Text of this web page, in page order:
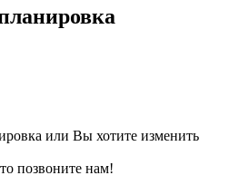
или Вы хотите изменить
позвоните нам!